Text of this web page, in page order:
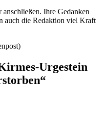
Ihre Gedanken
auch die Redaktion viel Kraft
Urgestein
“